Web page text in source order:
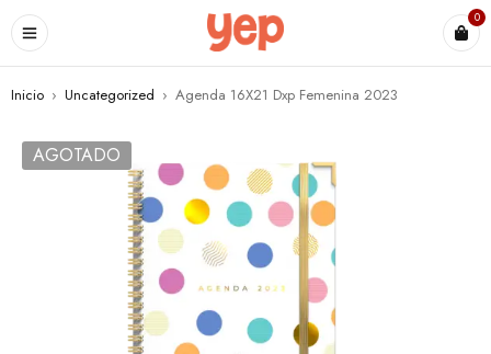
0
Inicio › Uncategorized › Agenda 16X21 Dxp Femenina 2023
AGOTADO